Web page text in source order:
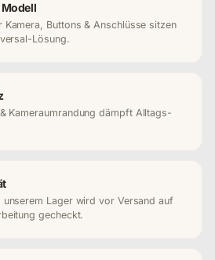
Kamera, Buttons & Anschlüsse sitzen
Lösung.
Kameraumrandung dämpft Alltags-
Lager wird vor Versand auf
gecheckt.